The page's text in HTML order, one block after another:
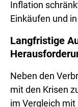
Inflation
Einkäufen und
Langfristige
Neben den
mit den Krisen
im Vergleich mit